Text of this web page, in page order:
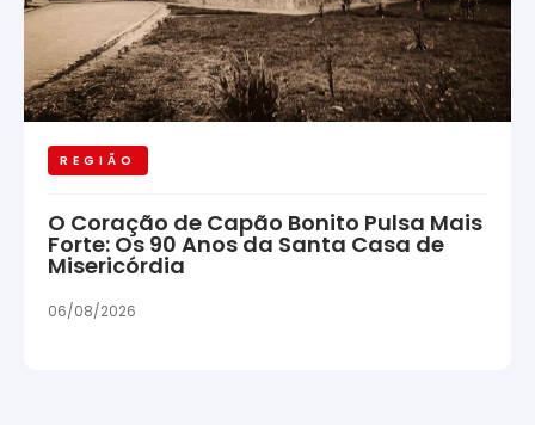
REGIÃO
O Coração de Capão Bonito Pulsa Mais
Forte: Os 90 Anos da Santa Casa de
Misericórdia
06/08/2026